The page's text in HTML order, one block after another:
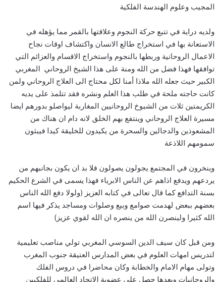
المجيب وعلوم الهندسة الفلكية
ولديه دراية في تتبع حركة النجوم وعلاقتها بالقمر مما يؤهله في
الاستعانة بها في استخراج طالع الانسان واكتشاف اوقات نجاح
الاعمال الروحانية وربطها بالنجوم واستخراج الاقسام والعزائم التي
توافقها فهذا فضل من الله ومنة على هذا الشيخ الروحاني المغربي
الكبير حيث جعله الله ملاذا أمنا لكل محتاج الى العلاج الروحاني ولمن
كانت حاجته ملحة في طلب هذا العلم ونشره فقد تتلمذ على يديه
الكريمتين ثلات من الشيوخ الروحانيين المغاربة ليواصلو بدورهم ايضا
مسيرة العلاج الروحاني وينتفع بهم الخلق لانه دام ان هناك من
المشعوذين والدجالين والسحرة من يكيدون للخليقة كيدا فيبثون
سمومهم اللاذعة
وينخرون في المجتمع يجولون يصولون فلا بد ان يكون بجانبهم من
يردعهم ويدفع اذاهم عن الناس الابرياء فهذا يسمى في الشرع الحكيم
بسنة التدافع كما قال تعالى في كتابه العزيز (ولولا دفع الله الناس
بعضهم ببعض لهدمت صوامع وبيع وصلوات ومساجد يذكر فيها اسم
الله كثيرا ولينصرن الله من ينصره ان الله لقوي عزيز)
ومن قبل كان سيف الدين السوسي المغربي تولي مناصب تعليمية
لتدريس امهات العلوم في بعض المدارس العتيقة جنوب المغرب
وتولى مهام الامام والخطابة وكان محاضرا في دروس الفلك
والروحانيات وبعدها حصل على عضوية الاتحاد العالمي للفلكيين